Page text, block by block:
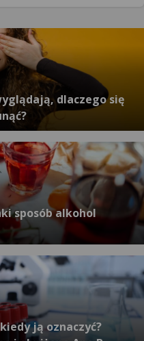
dlaczego się
sposób alkohol
ją oznaczyć?